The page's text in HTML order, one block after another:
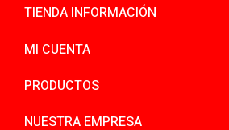
TIENDA INFORMACIÓN
MI CUENTA
PRODUCTOS
NUESTRA EMPRESA